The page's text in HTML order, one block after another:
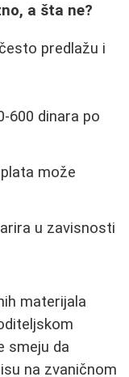
a šta ne?
predlažu i
600 dinara po
može
u zavisnosti
materijala
smeju da
na zvaničnom